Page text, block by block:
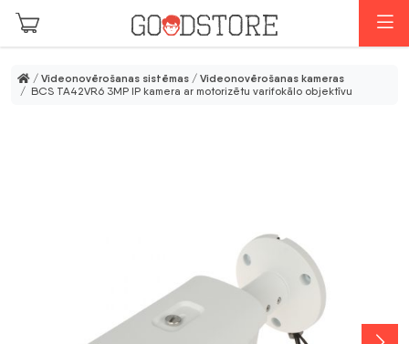
Skip to main content
/ Videonovērošanas sistēmas / Videonovērošanas kameras
/ BCS TA42VR6 3MP IP kamera ar motorizētu varifokālo objektīvu